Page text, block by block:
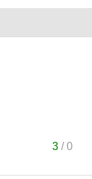
3/0